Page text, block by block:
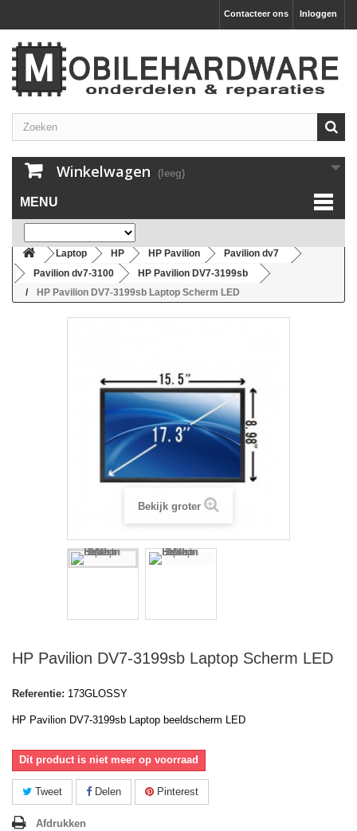
Inloggen
Contacteer ons
Winkelwagen (leeg)
MENU
Laptop HP HP Pavilion
Pavilion dv7
Pavilion dv7-3100
HP Pavilion DV7-3199sb
HP Pavilion DV7-3199sb Laptop Scherm LED
Bekijk groter
HP Pavilion DV7-3199sb Laptop Scherm LED
Referentie: 173GLOSSY
HP Pavilion DV7-3199sb Laptop beeldscherm LED
Dit product is niet meer op voorraad
Tweet Delen Pinterest
Afdrukken